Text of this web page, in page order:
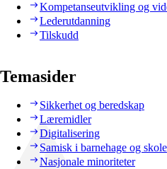
Kompetanseutvikling og
Lederutdanning
Tilskudd
Temasider
Sikkerhet og beredskap
Læremidler
Digitalisering
Samisk i barnehage og skole
Nasjonale minoriteter